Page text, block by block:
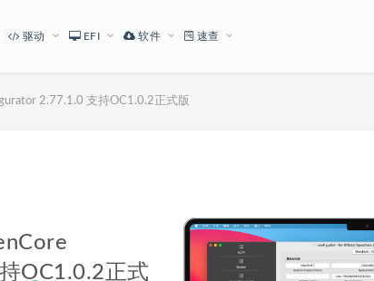
驱动 EFI 软件 速查
2.77.1.0 支持OC1.0.2正式版
OC1.0.2正式